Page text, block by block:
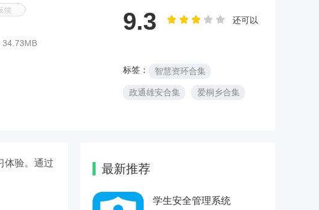
34.73MB
还可以
9.3
标签： 智慧资环合集
政通雄安合集 爱桐乡合集
体验。通过
最新推荐
学生安全管理系统
馈